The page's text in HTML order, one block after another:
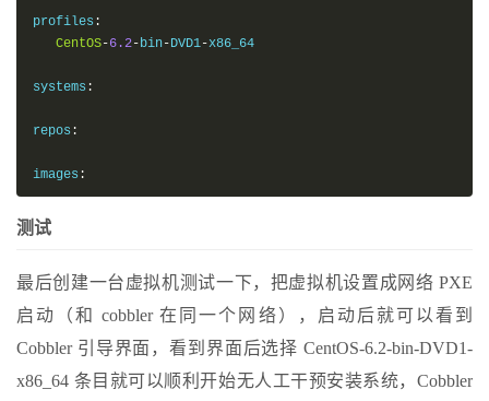
profiles :
CentOS-6.2-bin-DVD1-x86_64
systems :
repos :
images :
测试
最后创建一台虚拟机测试一下，把虚拟机设置成网络 PXE
启动（和 cobbler 在同一个网络），启动后就可以看到
Cobbler 引导界面，看到界面后选择 CentOS-6.2-bin-DVD1-
x86_64 条目就可以顺利开始无人工干预安装系统，Cobbler